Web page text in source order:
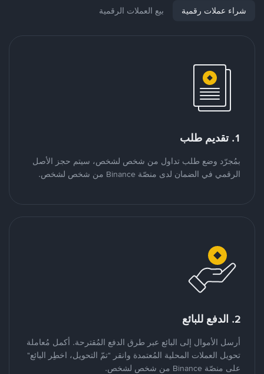
شراء عملات رقمية بيع العملات الرقمية
1. تقديم طلب
بمُجرّد وضع طلب تداول من شخص لشخص، سيتم حجز الأصل
الرقمي في الضمان لدى منصّة Binance من شخص لشخص.
2. الدفع للبائع
أرسل الأموال إلى البائع عبر طرق الدفع المُقترحة. أكمل مُعاملة
تحويل العملات المحلية المُعتمدة وانقر "تمّ التحويل، اخطِر البائع"
على منصّة Binance من شخص لشخص.